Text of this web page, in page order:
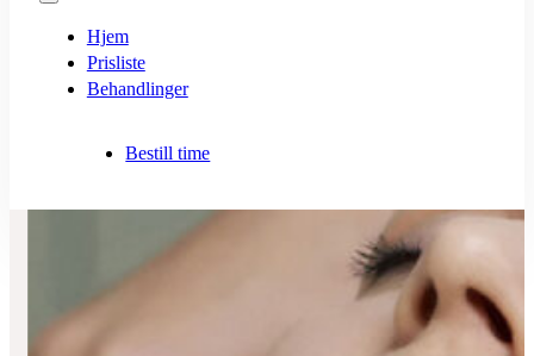
Hjem
Prisliste
Behandlinger
Bestill time